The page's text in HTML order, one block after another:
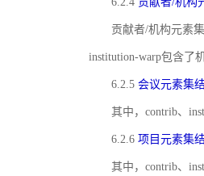
贡献者/机构元素
institution-warp包含了
6.2.5 会议元素集
其中，contrib、
6.2.6 项目元素集
其中，contrib、